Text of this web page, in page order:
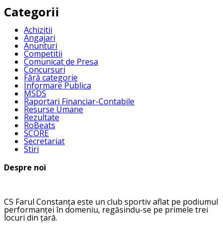
Categorii
Achizitii
Angajari
Anunturi
Competitii
Comunicat de Presa
Concursuri
Fără categorie
Informare Publica
MSDS
Raportari Financiar-Contabile
Resurse Umane
Rezultate
RoBeats
SCORE
Secretariat
Stiri
Despre noi
CS Farul Constanța este un club sportiv aflat pe podiumul
performanței în domeniu, regăsindu-se pe primele trei
locuri din țară.